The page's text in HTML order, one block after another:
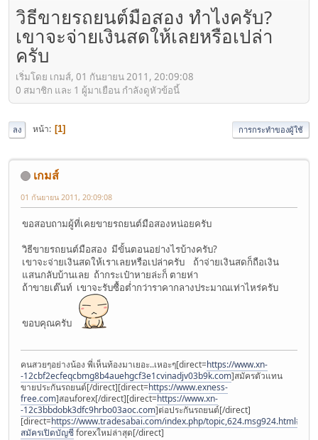
วิธีขายรถยนต์มือสอง ทำไงครับ?
เขาจะจ่ายเงินสดให้เลยหรือเปล่า
ครับ
เริ่มโดย เกมส์, 01 กันยายน 2011, 20:09:08
0 สมาชิก และ 1 ผู้มาเยือน กำลังดูหัวข้อนี้
ลง หน้า 1 การกระทำของผู้ใช้
เกมส์
01 กันยายน 2011, 20:09:08
ขอสอบถามผู้ที่เคยขายรถยนต์มือสองหน่อยครับ
วิธีขายรถยนต์มือสอง มีขั้นตอนอย่างไรบ้างครับ?
เขาจะจ่ายเงินสดให้เราเลยหรือเปล่าครับ ถ้าจ่ายเงินสดก็ถือเงิน
แสนกลับบ้านเลย ถ้ากระเป๋าหายล่ะก็ ตายห่า
ถ้าขายเต๊นท์ เขาจะรับซื้อต่ำกว่าราคากลางประมาณเท่าไหร่ครับ
ขอบคุณครับ
คนสวยๆอย่างน้อง พี่เห็นท้องมาเยอะ..เหอะๆ[direct=https://www.xn-
-12cbf2ecfeqcbmg8b4auehgcf3e1cvinadjv03b9k.com]สมัครตัวแทน
ขายประกันรถยนต์[/direct][direct=https://www.exness-
free.com]สอนforex[/direct][direct=https://www.xn-
-12c3bbdobk3dfc9hrbo03aoc.com]ต่อประกันรถยนต์[/direct]
[direct=https://www.tradesabai.com/index.php/
สมัครเปิดบัญชีforexใหม่ล่าสุด[/direct]